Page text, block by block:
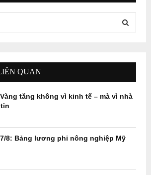
E
A
H
QUAN
tăng không vì kinh tế – mà vì nhà
8: Bảng lương phi nông nghiệp Mỹ